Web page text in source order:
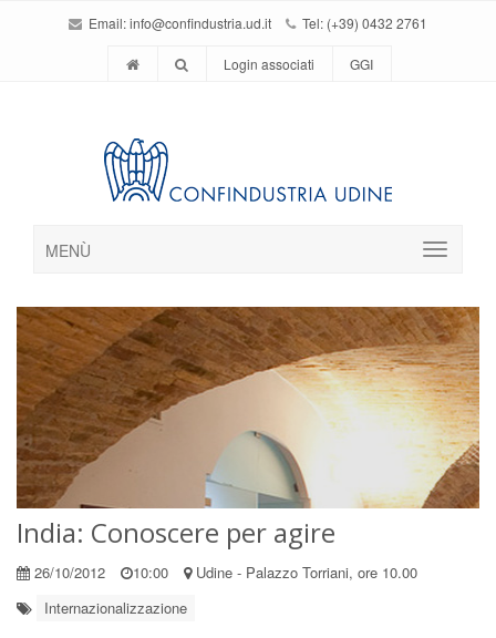
Email:info@confindustria.ud.it Tel: (+39) 0432 2761
Login associati GGI
MENÙ
India: Conoscere per agire
26/10/2012 10:00
Udine - Palazzo Torriani, ore 10.00
Internazionalizzazione